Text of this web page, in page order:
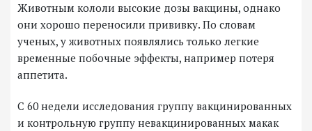
Животным кололи высокие дозы вакцины, однако
они хорошо переносили прививку. По словам
ученых, у животных появлялись только легкие
временные побочные эффекты, например потеря
аппетита.
С 60 недели исследования группу вакцинированных
и контрольную группу невакцинированных макак